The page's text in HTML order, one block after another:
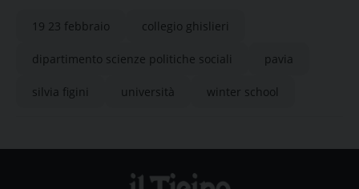
19 23 febbraio collegio ghislieri
dipartimento scienze politiche sociali pavia
silvia figini università winter school